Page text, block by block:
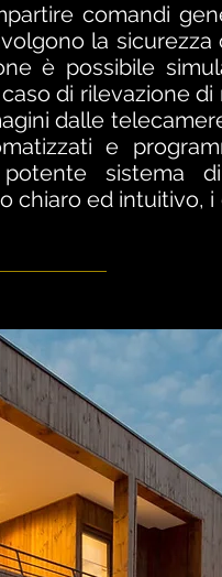
comandi
la sicurezza
è possibile
di rilevazione
dalle
e
sistema di
chiaro ed intuitivo,